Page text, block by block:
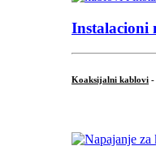
Instalacioni
Koaksijalni kablovi -